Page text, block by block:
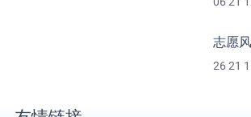
志愿
26 21